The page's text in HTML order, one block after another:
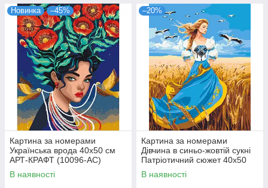
Новинка –45%
Картина за номерами
Українська врода 40х50 см
АРТ-КРАФТ (10096-AC)
В наявності
–20%
Картина за номерами
Дівчина в синьо-жовтій сукні
Патріотичний сюжет 40x50
см Орігамі (LW32580)
В наявності